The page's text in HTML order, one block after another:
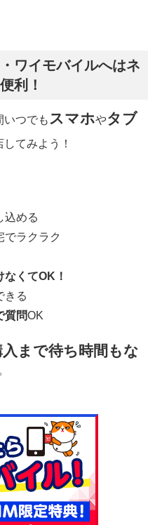
ワイモバイルへはネ
利！
いつでもスマホやタブ
してみよう！
込める
でラクラク
くてOK！
きる
質問OK
入まで待ち時間もな